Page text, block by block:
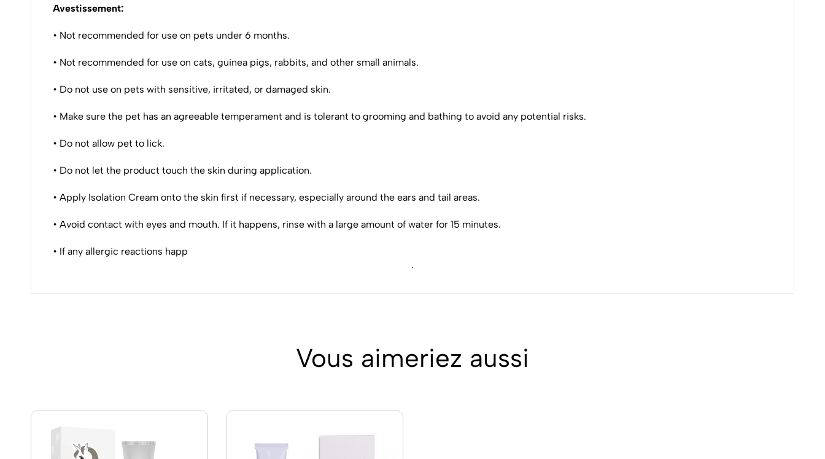
Avestissement:
• Not recommended for use on pets under 6 months.
• Not recommended for use on cats, guinea pigs, rabbits, and other small animals.
• Do not use on pets with sensitive, irritated, or damaged skin.
• Make sure the pet has an agreeable temperament and is tolerant to grooming and bathing to avoid any potential risks.
• Do not allow pet to lick.
• Do not let the product touch the skin during application.
• Apply Isolation Cream onto the skin first if necessary, especially around the ears and tail areas.
• Avoid contact with eyes and mouth. If it happens, rinse with a large amount of water for 15 minutes.
• If any allergic reactions happ
.
Vous aimeriez aussi